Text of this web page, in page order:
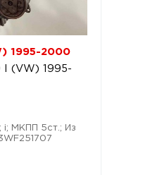
1995-2000
I (VW) 1995-
i; МКПП 5ст.; Из